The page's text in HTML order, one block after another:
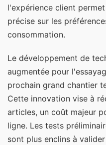
l'expérience client
précise sur les
consommation.
Le développement de
augmentée pour
prochain grand chantier
Cette innovation vise à
articles, un coût majeur
ligne. Les tests
sont plus enclins à